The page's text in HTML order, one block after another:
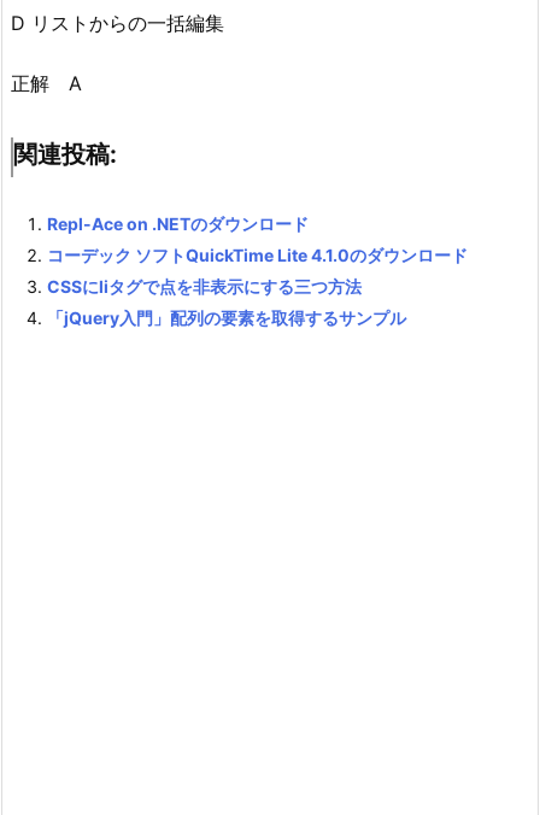
D リストからの一括編集
正解 A
関連投稿:
Repl-Ace on .NETのダウンロード
コーデック ソフトQuickTime Lite 4.1.0のダウンロード
CSSにliタグで点を非表示にする三つ方法
「jQuery入門」配列の要素を取得するサンプル